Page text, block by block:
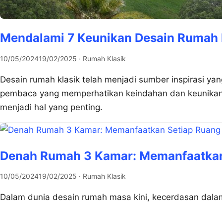
Mendalami 7 Keunikan Desain
10/05/202419/02/2025 · Rumah Klasik
Desain rumah klasik telah menjadi sumber inspirasi
pembaca yang memperhatikan keindahan dan
menjadi hal yang penting.
Denah Rumah 3 Kamar:
10/05/202419/02/2025 · Rumah Klasik
Dalam dunia desain rumah masa kini, kecerdasan